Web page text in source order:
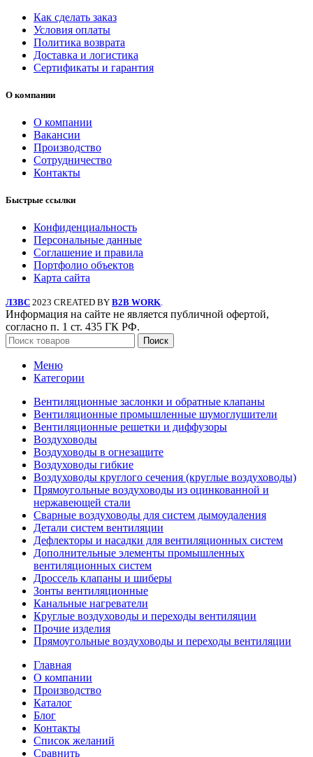
Как сделать заказ
Условия оплаты
Политика возврата
Доставка и логистика
Сертификаты и гарантия
О компании
О компании
Вакансии
Производство
Сотрудничество
Контакты
Быстрые ссылки
Конфиденциальность
Персональные данные
Соглашение и правила
Портфолио объектов
Карта сайта
ЛЗВС 2023 CREATED BY B2B WORK.
Информация на сайте не является публичной офертой,
согласно п. 1 ст. 435 ГК РФ.
Поиск
Меню
Категории
Вентиляционные заслонки и обратные клапаны
Вентиляционные промышленные шумоглушители
Вентиляционные решетки и диффузоры
Воздуховоды
Воздуховоды в огнезащите
Воздуховоды гибкие
Воздуховоды круглого сечения (круглые воздуховоды)
Прямоугольные воздуховоды из оцинкованной и
нержавеющей стали
Сварные воздуховоды для систем дымоудаления
Детали систем вентиляции
Дефлекторы и насадки для вентиляционных систем
Дополнительные элементы промышленных
вентиляционных систем
Дроссель клапаны и шиберы
Зонты вентиляционные
Канальные нагреватели
Круглые воздуховоды и переходы вентиляции
Прочие изделия
Прямоугольные воздуховоды и переходы вентиляции
Главная
О компании
Производство
Каталог
Блог
Контакты
Список желаний
Сравнить